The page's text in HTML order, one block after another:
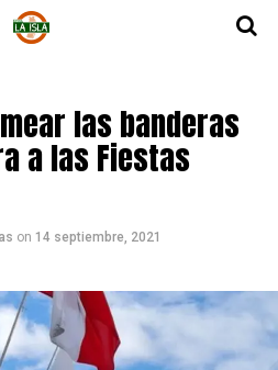
las banderas
a las Fiestas
on 14 septiembre, 2021